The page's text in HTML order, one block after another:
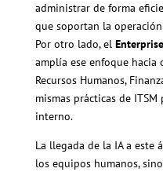
administrar de forma
que soportan la
Por otro lado, el
amplía ese enfoque hacia
Recursos Humanos,
mismas prácticas de
interno.
La llegada de la IA a este
los equipos humanos,